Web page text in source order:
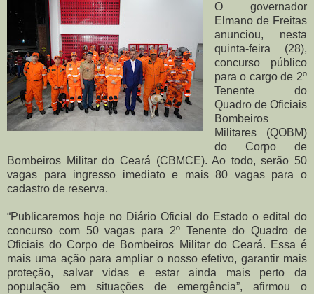
O governador
Elmano de Freitas
anunciou, nesta
quinta-feira (28),
concurso público
para o cargo de 2º
Tenente do
Quadro de Oficiais
Bombeiros
Militares (QOBM)
do Corpo de
Bombeiros Militar do Ceará (CBMCE). Ao todo, serão 50
vagas para ingresso imediato e mais 80 vagas para o
cadastro de reserva.
“Publicaremos hoje no Diário Oficial do Estado o edital do
concurso com 50 vagas para 2º Tenente do Quadro de
Oficiais do Corpo de Bombeiros Militar do Ceará. Essa é
mais uma ação para ampliar o nosso efetivo, garantir mais
proteção, salvar vidas e estar ainda mais perto da
população em situações de emergência”, afirmou o